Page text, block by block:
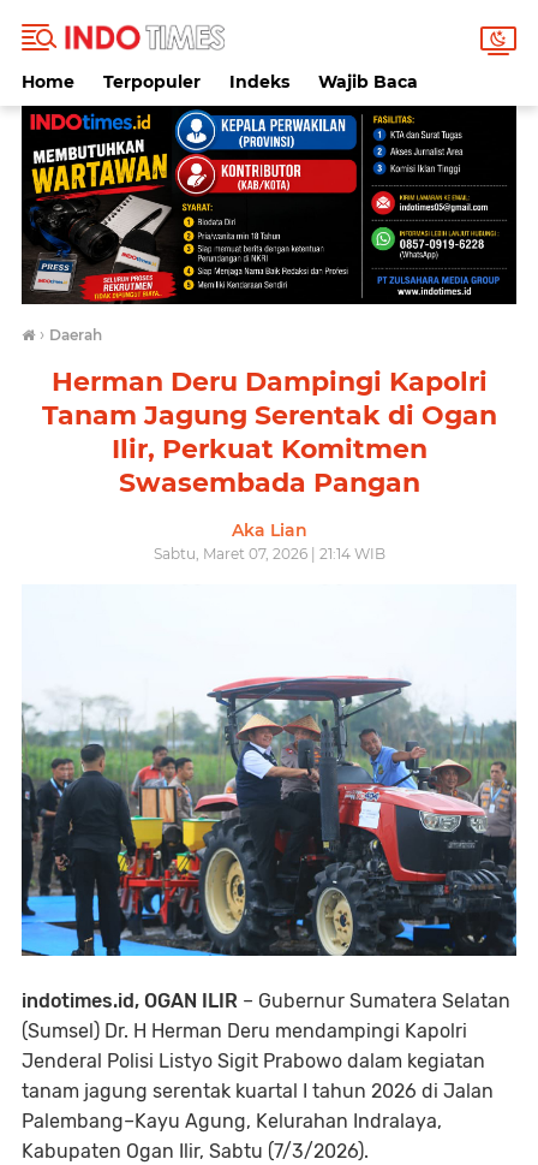
Home Terpopuler Indeks Wajib Baca
› Daerah
Herman Deru Dampingi Kapolri
Tanam Jagung Serentak di Ogan
Ilir, Perkuat Komitmen
Swasembada Pangan
Aka Lian
Sabtu, Maret 07, 2026 | 21:14 WIB
indotimes.id, OGAN ILIR – Gubernur Sumatera Selatan
(Sumsel) Dr. H Herman Deru mendampingi Kapolri
Jenderal Polisi Listyo Sigit Prabowo dalam kegiatan
tanam jagung serentak kuartal I tahun 2026 di Jalan
Palembang–Kayu Agung, Kelurahan Indralaya,
Kabupaten Ogan Ilir, Sabtu (7/3/2026).